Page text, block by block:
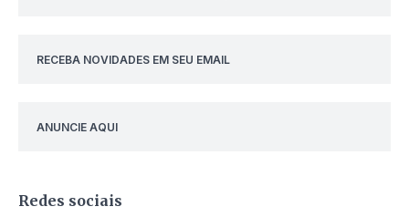
RECEBA NOVIDADES EM SEU EMAIL
ANUNCIE AQUI
Redes sociais